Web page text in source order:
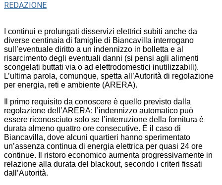
REDAZIONE
I continui e prolungati disservizi elettrici subiti anche da
diverse centinaia di famiglie di Biancavilla interrogano
sull’eventuale diritto a un indennizzo in bolletta e al
risarcimento degli eventuali danni (si pensi agli alimenti
scongelati buttati via o ad elettrodomestici inutilizzabili).
L’ultima parola, comunque, spetta all’Autorità di regolazione
per energia, reti e ambiente (ARERA).
Il primo requisito da conoscere è quello previsto dalla
regolazione dell’ARERA: l’indennizzo automatico può
essere riconosciuto solo se l’interruzione della fornitura è
durata almeno quattro ore consecutive. È il caso di
Biancavilla, dove alcuni quartieri hanno sperimentato
un’assenza continua di energia elettrica per quasi 24 ore
continue. Il ristoro economico aumenta progressivamente in
relazione alla durata del blackout, secondo i criteri fissati
dall’Autorità.